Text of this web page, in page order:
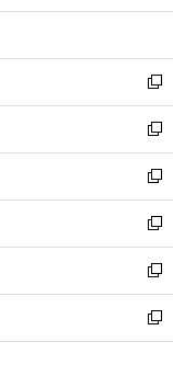
開
ウ
開
く
ン
ウ
で
開
く
ウ
ン
ド
ウ
で
開
く
新
し
い
ウ
ィ
ン
ド
ウ
で
開
く
新
し
い
ウ
ィ
ン
ド
ウ
で
開
新
し
い
ウ
ィ
ン
ド
ウ
新
し
い
ウ
ィ
ン
新
し
い
ウ
新
し